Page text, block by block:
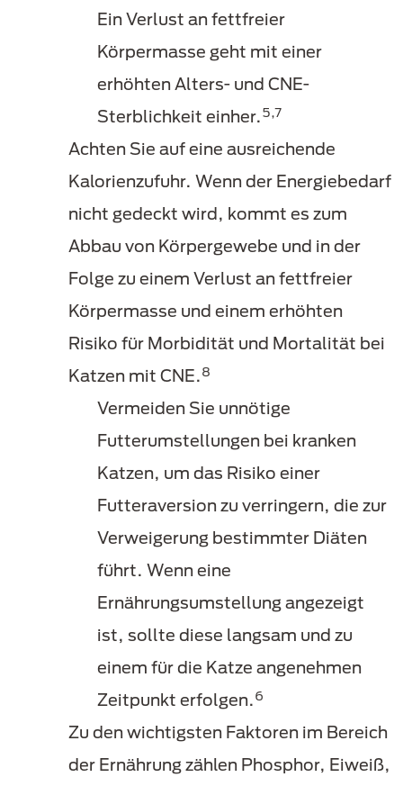
Ein Verlust an fettfreier
Körpermasse geht mit einer
erhöhten Alters- und CNE-
Sterblichkeit einher.5,7
Achten Sie auf eine ausreichende
Kalorienzufuhr. Wenn der Energiebedarf
nicht gedeckt wird, kommt es zum
Abbau von Körpergewebe und in der
Folge zu einem Verlust an fettfreier
Körpermasse und einem erhöhten
Risiko für Morbidität und Mortalität bei
Katzen mit CNE.8
Vermeiden Sie unnötige
Futterumstellungen bei kranken
Katzen, um das Risiko einer
Futteraversion zu verringern, die zur
Verweigerung bestimmter Diäten
führt. Wenn eine
Ernährungsumstellung angezeigt
ist, sollte diese langsam und zu
einem für die Katze angenehmen
Zeitpunkt erfolgen.6
Zu den wichtigsten Faktoren im Bereich
der Ernährung zählen Phosphor, Eiweiß,